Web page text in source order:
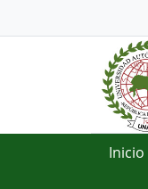
Inicio